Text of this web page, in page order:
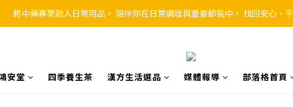
將中藥專業融入日常用品， 陪伴你在日常調理與重要節氣中， 找回安心、
安堂 四季養生茶 漢方生活選品 媒體報導 部落格首頁